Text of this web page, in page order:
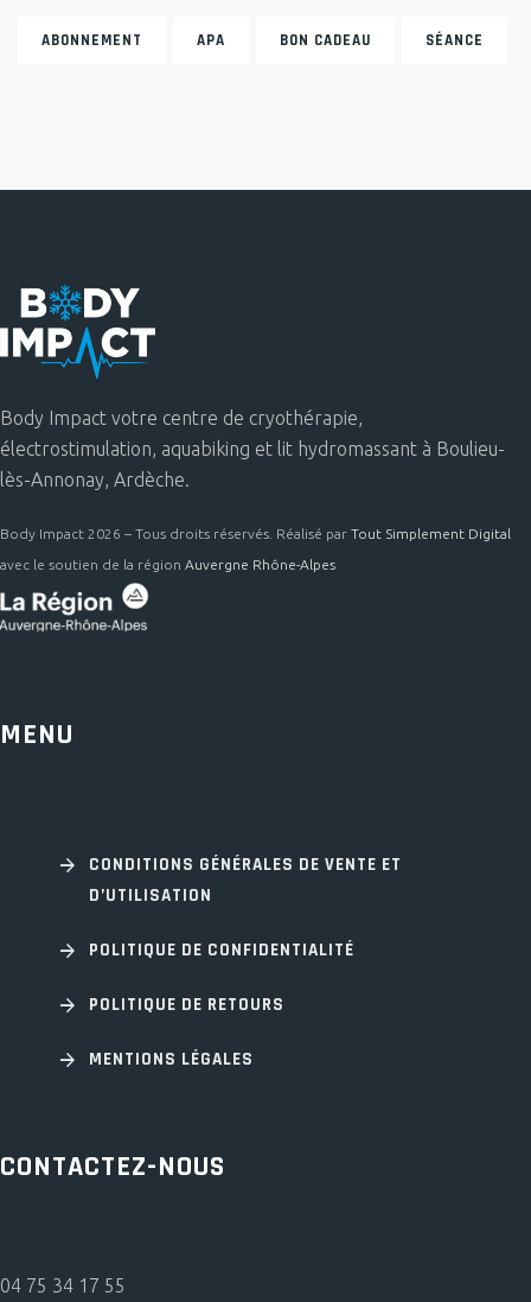
ABONNEMENT APA BON CADEAU SÉANCE
Body Impact votre centre de cryothérapie,
électrostimulation, aquabiking et lit hydromassant à Boulieu-
lès-Annonay, Ardèche.
Body Impact 2026 – Tous droits réservés. Réalisé par Tout Simplement Digital
avec le soutien de la région Auvergne Rhône-Alpes
MENU
CONDITIONS GÉNÉRALES DE VENTE ET
D’UTILISATION
POLITIQUE DE CONFIDENTIALITÉ
POLITIQUE DE RETOURS
MENTIONS LÉGALES
CONTACTEZ-NOUS
04 75 34 17 55